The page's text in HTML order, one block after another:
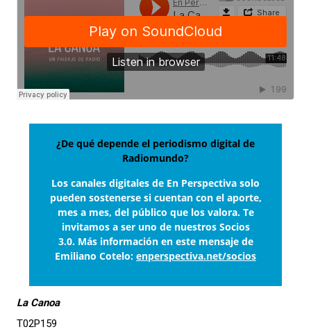
¿De qué depende el periodismo digital de
Radiomundo?
Los canales digitales de En Perspectiva solo
pueden sostenerse si cuentan con el aporte,
mes a mes, del público que los valora. Te
invitamos a ser uno de nuestros Socios
3.0. Más información en este mensaje de
Emiliano Cotelo: enperspectiva.net/socios
La Canoa
T02P159